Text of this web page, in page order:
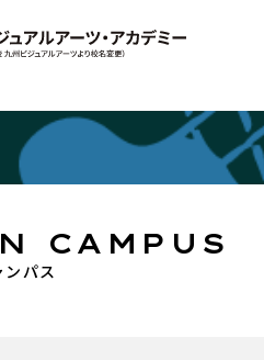
ンパス
CAMPUS